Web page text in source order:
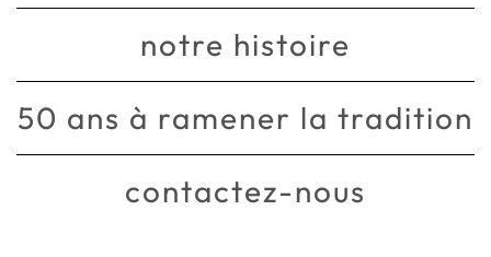
notre histoire
50 ans à ramener la tradition
contactez-nous